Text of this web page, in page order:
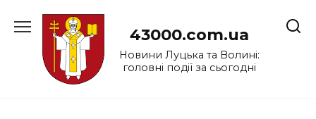
до
43000.com.ua
Новини Луцька та Волині:
головні події за сьогодні